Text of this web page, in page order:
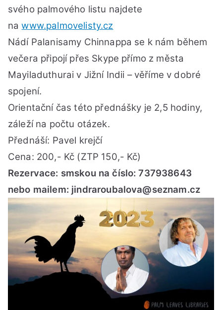
svého palmového listu najdete
nawww.palmovelisty.cz
Nádí Palanisamy Chinnappa se k nám během
večera připojí přes Skype přímo z města
Mayiladuthurai v Jižní Indii – věříme v dobré
spojení.
Orientační čas této přednášky je 2,5 hodiny,
záleží na počtu otázek.
Přednáší: Pavel krejčí
Cena: 200,- Kč (ZTP 150,- Kč)
Rezervace: smskou na číslo: 737938643
nebo mailem: jindraroubalova@seznam.cz